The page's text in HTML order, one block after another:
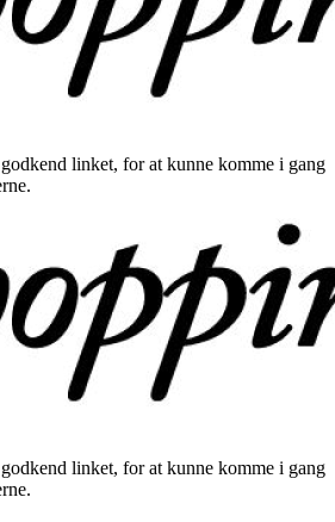
linket, for at kunne komme i gang
linket, for at kunne komme i gang